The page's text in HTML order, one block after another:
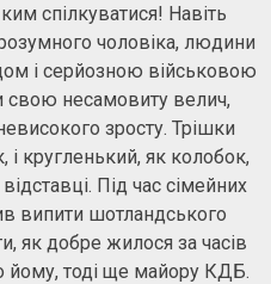
спілкуватися! Навіть
розумного чоловіка, людини
і серйозною військовою
свою несамовиту велич,
зросту. Трішки
кругленький, як колобок,
Під час сімейних
випити шотландського
як добре жилося за часів
йому, тоді ще майору КДБ.